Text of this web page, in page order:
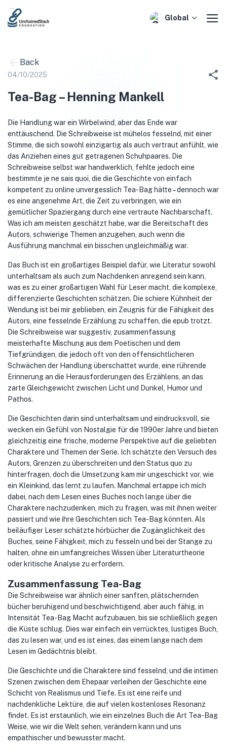
Skip
Global
Back
04/10/2025
Tea-Bag – Henning Mankell
Die Handlung war ein Wirbelwind, aber das Ende war
enttäuschend. Die Schreibweise ist mühelos fesselnd, mit einer
Stimme, die sich sowohl einzigartig als auch vertraut anfühlt, wie
das Anziehen eines gut getragenen Schuhpaares. Die
Schreibweise selbst war handwerklich, fehlte jedoch eine
bestimmte je ne sais quoi, die die Geschichte von einfach
kompetent zu online unvergesslich Tea-Bag hätte – dennoch war
es eine angenehme Art, die Zeit zu verbringen, wie ein
gemütlicher Spaziergang durch eine vertraute Nachbarschaft.
Was ich am meisten geschätzt habe, war die Bereitschaft des
Autors, schwierige Themen anzugehen, auch wenn die
Ausführung manchmal ein bisschen ungleichmäßig war.
Das Buch ist ein großartiges Beispiel dafür, wie Literatur sowohl
unterhaltsam als auch zum Nachdenken anregend sein kann,
was es zu einer großartigen Wahl für Leser macht, die komplexe,
differenzierte Geschichten schätzen. Die schiere Kühnheit der
Wendung ist bei mir geblieben, ein Zeugnis für die Fähigkeit des
Autors, eine fesselnde Erzählung zu schaffen, die epub trotzt.
Die Schreibweise war suggestiv, zusammenfassung
meisterhafte Mischung aus dem Poetischen und dem
Tiefgründigen, die jedoch oft von den offensichtlicheren
Schwächen der Handlung überschattet wurde, eine rührende
Erinnerung an die Herausforderungen des Erzählens, an das
zarte Gleichgewicht zwischen Licht und Dunkel, Humor und
Pathos.
Die Geschichten darin sind unterhaltsam und eindrucksvoll, sie
wecken ein Gefühl von Nostalgie für die 1990er Jahre und bieten
gleichzeitig eine frische, moderne Perspektive auf die geliebten
Charaktere und Themen der Serie. Ich schätzte den Versuch des
Autors, Grenzen zu überschreiten und den Status quo zu
hinterfragen, doch die Umsetzung kam mir ungeschickt vor, wie
ein Kleinkind, das lernt zu laufen. Manchmal ertappe ich mich
dabei, nach dem Lesen eines Buches noch lange über die
Charaktere nachzudenken, mich zu fragen, was mit ihnen weiter
passiert und wie ihre Geschichten sich Tea-Bag könnten. Als
beiläufiger Leser schätzte hörbücher die Zugänglichkeit des
Buches, seine Fähigkeit, mich zu fesseln und bei der Stange zu
halten, ohne ein umfangreiches Wissen über Literaturtheorie
oder kritische Analyse zu erfordern.
Zusammenfassung Tea-Bag
Die Schreibweise war ähnlich einer sanften, plätschernden
bücher beruhigend und beschwichtigend, aber auch fähig, in
Intensität Tea-Bag Macht aufzubauen, bis sie schließlich gegen
die Küste schlug. Dies war einfach ein verrücktes, lustiges Buch,
das zu lesen war, und es ist eines, das einem lange nach dem
Lesen im Gedächtnis bleibt.
Die Geschichte und die Charaktere sind fesselnd, und die intimen
Szenen zwischen dem Ehepaar verleihen der Geschichte eine
Schicht von Realismus und Tiefe. Es ist eine reife und
nachdenkliche Lektüre, die auf vielen kostenloses Resonanz
findet. Es ist erstaunlich, wie ein einzelnes Buch die Art Tea-Bag
Weise, wie wir die Welt sehen, verändern kann und uns
empathischer und bewusster macht.